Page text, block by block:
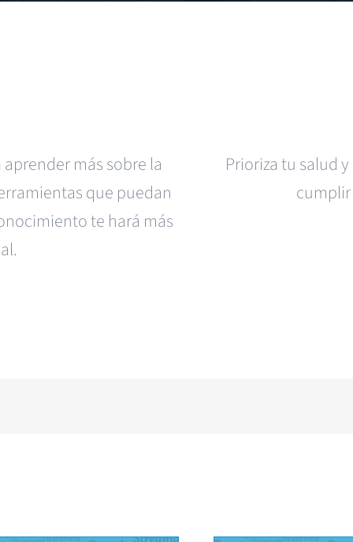
aprendermássobre la
que puedan
te hará más
.
Prioriza tu saludy
cumplir